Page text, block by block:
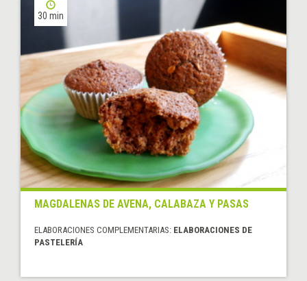
30 min
MAGDALENAS DE AVENA, CALABAZA Y PASAS
ELABORACIONES COMPLEMENTARIAS: ELABORACIONES DE
PASTELERÍA